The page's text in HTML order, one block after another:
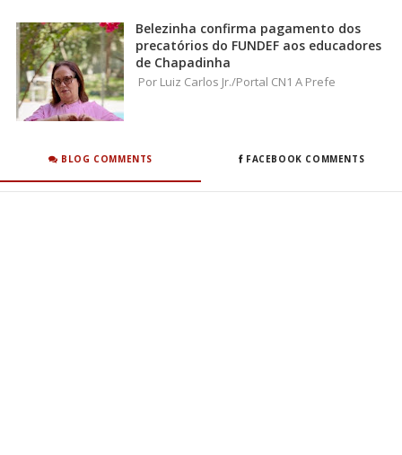
Belezinha confirma pagamento dos
precatórios do FUNDEF aos educadores
de Chapadinha
Por Luiz Carlos Jr./Portal CN1 A Prefe
BLOG COMMENTS FACEBOOK COMMENTS